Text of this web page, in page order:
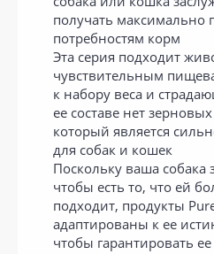
получать
потребностям корм
Эта серия подходит
чувствительным
к набору веса и
ее составе нет
который является
для собак и кошек
Поскольку ваша собака
чтобы есть то, что ей
подходит, продукты
адаптированы к ее
чтобы гарантировать